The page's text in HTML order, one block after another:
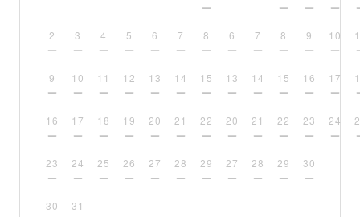
2 3 4 5 6 7 8
9 10 11 12 13 14 15
16 17 18 19 20 21 22
23 24 25 26 27 28 29
30 31
6 7 8 9 10
13 14 15 16 17
20 21 22 23 24
27 28 29 30